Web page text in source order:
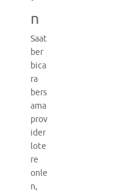
n
Saat
ber
bica
ra
bers
ama
prov
ider
lote
re
onle
n,